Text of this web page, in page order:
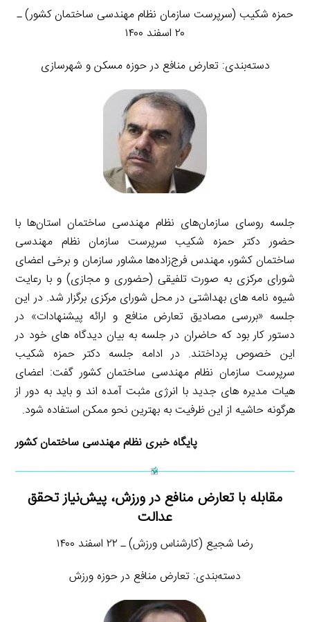
حمزه شکیب (سرپرست سازمان نظام مهندسی ساختمان کشور) ـ
۲۰ اسفند ۱۴۰۰
دسته‌بندی: تعارض منافع در حوزه مسکن و شهرسازی
جلسه روسای سازمان‌های نظام مهندسی ساختمان استان‌ها با
حضور دکتر حمزه شکیب سرپرست سازمان نظام مهندسی
ساختمان کشور، مهندس فرج‌زاده‌ها مشاور سازمان و برخی اعضای
شورای مرکزی به صورت تلفیقی (حضوری و مجازی) و با رعایت
شیوه نامه های بهداشتی در محل شورای مرکزی برگزار شد. در این
جلسه «بررسی مصادیق تعارض منافع و ارائه پیشنهادات» در
دستور کار بود که حاضران در جلسه به بیان دیدگاه های خود در
این خصوص پرداختند. در ادامه جلسه دکتر حمزه شکیب
سرپرست سازمان نظام مهندسی ساختمان کشور گفت: اعضای
هیات مدیره های جدید با انرژی مثبت آمده اند و باید به دور از
هرگونه حاشیه از این ظرفیت به بهترین نحو ممکن استفاده شود.
پایگاه خبری نظام مهندسی ساختمان کشور
مقابله با تعارض منافع در ورزش، پیش‌نیاز تحقق
عدالت
رضا شجیع (کارشناس ورزش) ـ ۲۲ اسفند ۱۴۰۰
دسته‌بندی: تعارض منافع در حوزه ورزش